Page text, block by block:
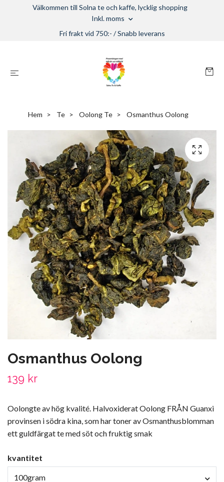
Välkommen till Solna te och kaffe, lycklig shopping
Inkl. moms
Fri frakt vid 750:- / Snabb leverans
Hem Te Oolong Te Osmanthus Oolong
Osmanthus Oolong
139 kr
Oolongte av hög kvalité. Halvoxiderat Oolong FRÅN Guanxi
provinsen i södra kina, som har toner av Osmanthusblomman
ett guldfärgat te med söt och fruktig smak
kvantitet
100gram